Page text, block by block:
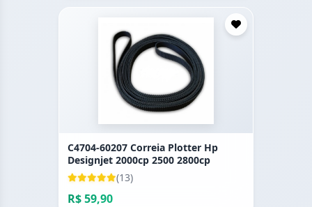
C4704-60207 Correia Plotter Hp
Designjet 2000cp 2500 2800cp
(13)
R$ 59,90